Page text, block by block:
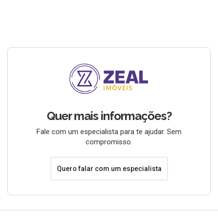
Quer mais informações?
Fale com um especialista para te ajudar. Sem
compromisso.
Quero falar com um especialista